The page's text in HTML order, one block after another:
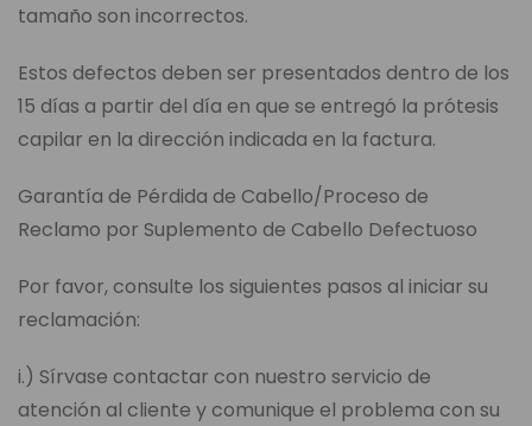
tamaño son incorrectos.
Estos defectos deben ser presentados dentro de los
15 días a partir del día en que se entregó la prótesis
capilar en la dirección indicada en la factura.
Garantía de Pérdida de Cabello/Proceso de
Reclamo por Suplemento de Cabello Defectuoso
Por favor, consulte los siguientes pasos al iniciar su
reclamación:
i.) Sírvase contactar con nuestro servicio de
atención al cliente y comunique el problema con su